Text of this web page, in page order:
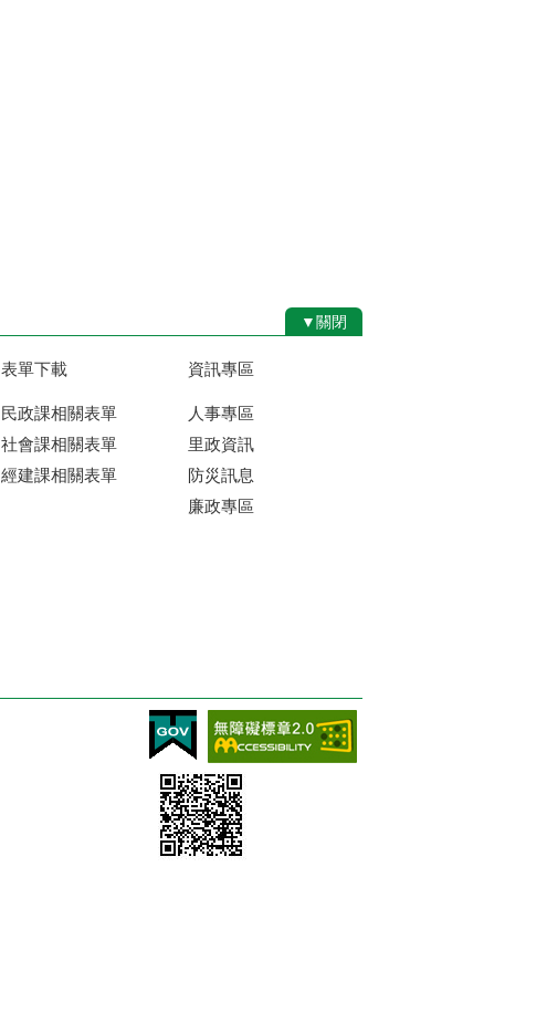
▼關閉
表單下載
民政課相關表單
社會課相關表單
經建課相關表單
資訊專區
人事專區
里政資訊
防災訊息
廉政專區